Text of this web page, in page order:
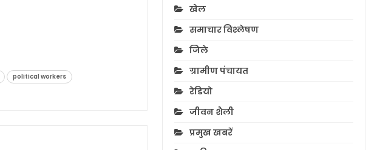
political workers
खेल
समाचार विश्लेषण
जिले
ग्रामीण पंचायत
रेडियो
जीवन शैली
प्रमुख खबरें